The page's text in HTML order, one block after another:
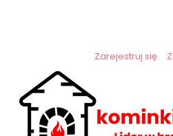
Zarejestruj się